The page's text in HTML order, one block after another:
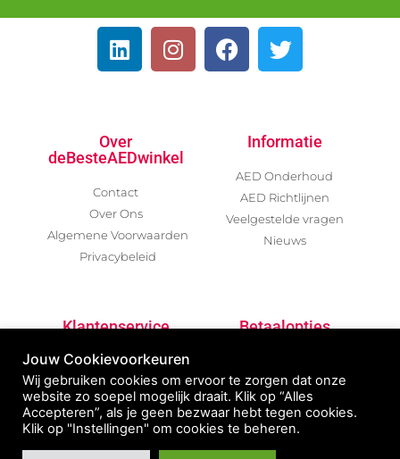
Over
deBesteAEDwinkel
Contact
Over Ons
Algemene Voorwaarden
Privacybeleid
Informatie
AED Onderhoud
AED Richtlijnen
Veelgestelde vragen
Nieuws
Klantenservice
Garantievoorwaarden
Betalen / Verzenden /
Retour
AED Declaratie
Betaalopties
Jouw Cookievoorkeuren
Wij gebruiken cookies om ervoor te zorgen dat onze
website zo soepel mogelijk draait. Klik op “Alles
Accepteren”, als je geen bezwaar hebt tegen cookies.
Klik op "Instellingen" om cookies te beheren.